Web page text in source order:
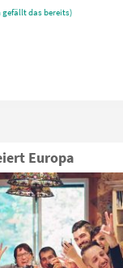
gefällt das
Europa